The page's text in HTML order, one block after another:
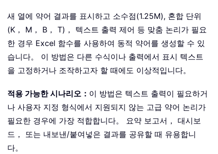
새 열에 약어 결과를 표시하고 소수점(1.25M), 혼합 단위
(K， M， B， T)， 텍스트 출력 제어 등 맞춤 논리가 필요
한 경우 Excel 함수를 사용하여 동적 약어를 생성할 수 있
습니다。 이 방법은 다른 수식이나 출력에서 표시 텍스트
을 고정하거나 조작하고자 할 때에도 이상적입니다。
적용 가능한 시나리오： 이 방법은 텍스트 출력이 필요하거
나 사용자 지정 형식에서 지원되지 않는 고급 약어 논리가
필요한 경우에 가장 적합합니다。 요약 보고서， 대시보
드， 또는 내보낸/붙여넣은 결과를 공유할 때 유용합니
다。